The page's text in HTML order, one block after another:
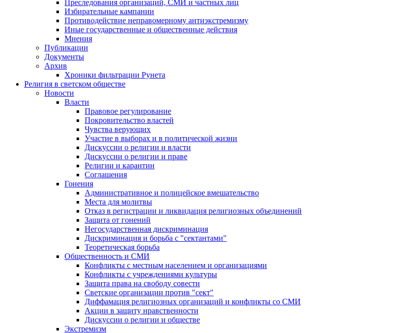
Преследования организаций, СМИ и частных лиц
Избирательные кампании
Противодействие неправомерному антиэкстремизму
Иные государственные и общественные действия
Мнения
Публикации
Документы
Архив
Хроники фильтрации Рунета
Религия в светском обществе
Новости
Власти
Правовое регулирование
Покровительство властей
Чувства верующих
Участие в выборах и в политической жизни
Дискуссии о религии и власти
Дискуссии о религии и праве
Религии и карантин
Соглашения
Гонения
Административное и полицейское вмешательство
Места для молитвы
Отказ в регистрации и ликвидация религиозных объединений
Защита от гонений
Негосударственная дискриминация
Дискриминация и борьба с "сектантами"
Теоретическая борьба
Общественность и СМИ
Конфликты с местным населением и организациями
Конфликты с учреждениями культуры
Защита права на свободу совести
Светские организации против "сект"
Диффамация религиозных организаций и конфликты со СМИ
Акции в защиту нравственности
Дискуссии о религии и обществе
Экстремизм